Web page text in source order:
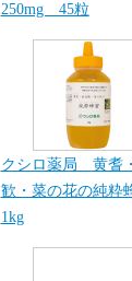
250mg 45粒
クシロ薬局 黄耆
歓・菜の花の純粋
1kg